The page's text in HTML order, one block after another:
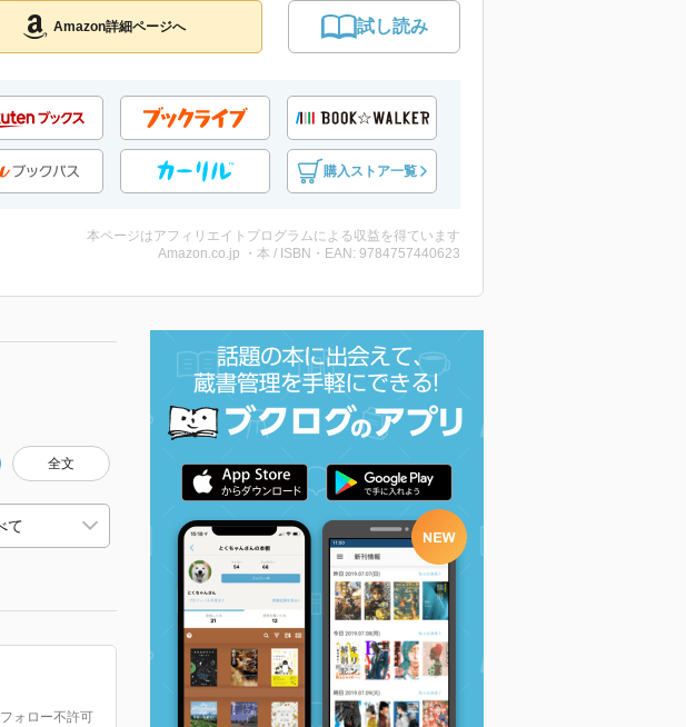
Amazon詳細ページへ 試し読み
購入ストア一覧
本ページはアフィリエイトプログラムによる収益を得ています
Amazon.co.jp ・本 / ISBN・EAN: 9784757440623
全文
フォロー不許可